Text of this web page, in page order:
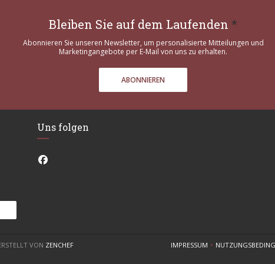
Bleiben Sie auf dem Laufenden *
Abonnieren Sie unseren Newsletter, um personalisierte Mitteilungen und
Marketingangebote per E-Mail von uns zu erhalten.
ABONNIEREN
Uns folgen
Facebook ((öffnet ein neues Fenster))
VON ZENCHEF((ÖFFNET EIN NEUES FENSTER)) IMPRESSUM((ÖFFNET EIN NEUES